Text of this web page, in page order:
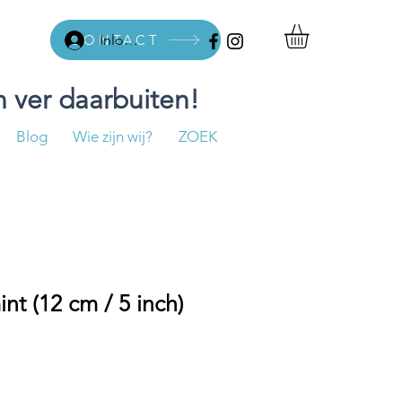
Inloggen
CONTACT
ver daarbuiten!
Blog Wie zijn wij? ZOEK
(12 cm / 5 inch)